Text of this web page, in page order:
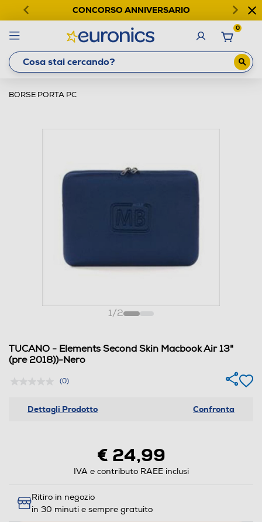
CONCORSO ANNIVERSARIO
0
BORSE PORTA PC
1/2
TUCANO - Elements Second Skin Macbook Air 13"
(pre 2018))-Nero
(0)
Dettagli Prodotto Confronta
€ 24,99
IVA e contributo RAEE inclusi
Ritiro in negozio
in 30 minuti e sempre gratuito